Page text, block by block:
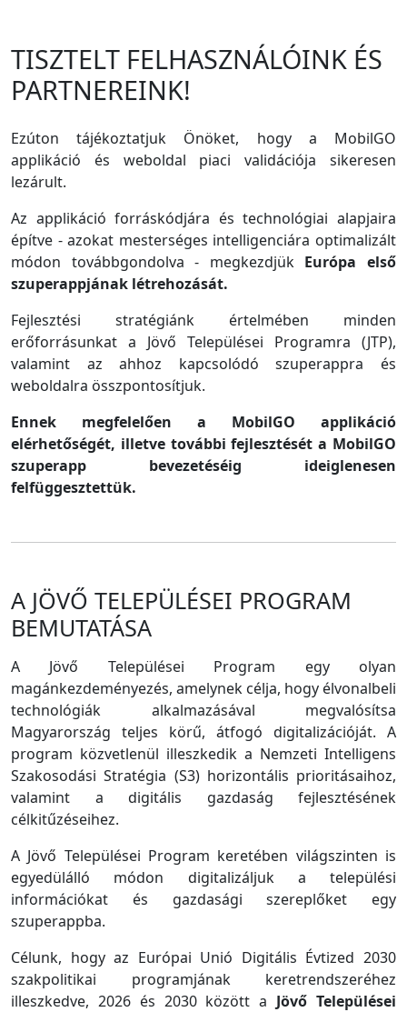
TISZTELT FELHASZNÁLÓINK ÉS
PARTNEREINK!
Ezúton tájékoztatjuk Önöket, hogy a MobilGO
applikáció és weboldal piaci validációja sikeresen
lezárult.
Az applikáció forráskódjára és technológiai alapjaira
építve - azokat mesterséges intelligenciára optimalizált
módon továbbgondolva - megkezdjük Európa első
szuperappjának létrehozását.
Fejlesztési stratégiánk értelmében minden
erőforrásunkat a Jövő Települései Programra (JTP),
valamint az ahhoz kapcsolódó szuperappra és
weboldalra összpontosítjuk.
Ennek megfelelően a MobilGO applikáció
elérhetőségét, illetve további fejlesztését a MobilGO
szuperapp bevezetéséig ideiglenesen
felfüggesztettük.
A JÖVŐ TELEPÜLÉSEI PROGRAM
BEMUTATÁSA
A Jövő Települései Program egy olyan
magánkezdeményezés, amelynek célja, hogy élvonalbeli
technológiák alkalmazásával megvalósítsa
Magyarország teljes körű, átfogó digitalizációját. A
program közvetlenül illeszkedik a Nemzeti Intelligens
Szakosodási Stratégia (S3) horizontális prioritásaihoz,
valamint a digitális gazdaság fejlesztésének
célkitűzéseihez.
A Jövő Települései Program keretében világszinten is
egyedülálló módon digitalizáljuk a települési
információkat és gazdasági szereplőket egy
szuperappba.
Célunk, hogy az Európai Unió Digitális Évtized 2030
szakpolitikai programjának keretrendszeréhez
illeszkedve, 2026 és 2030 között a Jövő Települései